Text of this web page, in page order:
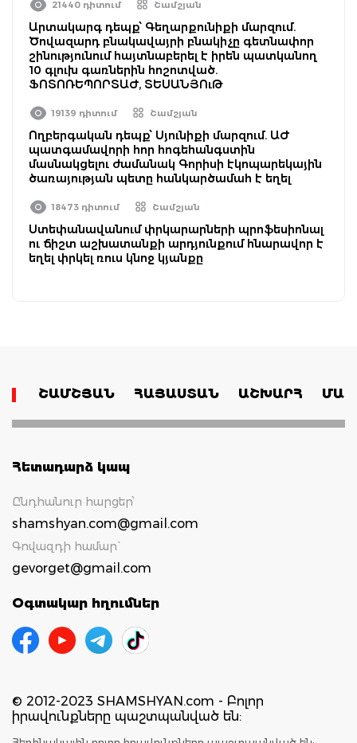
21440 դիտում Շամշյան
Արտակարգ դեպք՝ Գեղարքունիքի մարզում.
Ծովազարդ բնակավայրի բնակիչը գետնափոր
շինությունում հայտնաբերել է իրեն պատկանող
10 գլուխ գառներին հոշոտված.
ՖՈՏՈՌԵՊՈՐՏԱԺ, ՏԵՍԱՆՅՈւԹ
19139 դիտում Շամշյան
Ողբերգական դեպք՝ Սյունիքի մարզում. ԱԺ
պատգամավորի հոր հոգեհանգստին
մասնակցելու ժամանակ Գորիսի էկոպարեկային
ծառայության պետը հանկարծամահ է եղել
18473 դիտում Շամշյան
Ստեփանավանում փրկարարների պրոֆեսիոնալ
ու ճիշտ աշխատանքի արդյունքում հնարավոր է
եղել փրկել ռուս կնոջ կյանքը
ՇԱՄՇՅԱՆ ՀԱՅԱՍՏԱՆ ԱՇԽԱՐՀ
Հետադարձ կապ
Ընդհանուր հարցեր՝
shamshyan.com@gmail.com
Գովազդի համար`
gevorget@gmail.com
Օգտակար հղումներ
© 2012-2023 SHAMSHYAN.com - Բոլոր
իրավունքները պաշտպանված են: